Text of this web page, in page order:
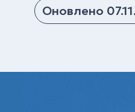
Оновлено